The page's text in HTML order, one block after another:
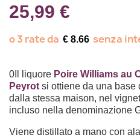
25,99 €
€ 8.66
0Il liquore Poire Williams au
Peyrot si ottiene da una base
dalla stessa maison, nel
incluso nella denominazione
Viene distillato a mano con